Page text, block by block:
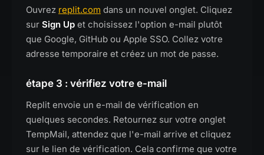
Ouvrez replit.com dans un nouvel onglet. Cliquez
sur Sign Up et choisissez l'option e-mail plutôt
que Google, GitHub ou Apple SSO. Collez votre
adresse temporaire et créez un mot de passe.
étape 3 : vérifiez votre e-mail
Replit envoie un e-mail de vérification en
quelques secondes. Retournez sur votre onglet
TempMail, attendez que l'e-mail arrive et cliquez
sur le lien de vérification. Cela confirme que votre